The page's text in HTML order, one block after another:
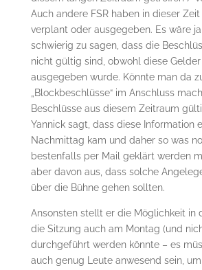
Auch andere FSR haben in dieser
verplant oder ausgegeben. Es wäre
schwierig zu sagen, dass die
nicht gültig sind, obwohl diese
ausgegeben wurde. Könnte man da
„Blockbeschlüsse“ im Anschluss
Beschlüsse aus diesem Zeitraum
Yannick sagt, dass diese Information
Nachmittag kam und daher so was
bestenfalls per Mail geklärt werden
aber davon aus, dass solche
über die Bühne gehen sollten.
Ansonsten stellt er die Möglichkeit in
die Sitzung auch am Montag (und
durchgeführt werden könnte – es
auch genug Leute anwesend sein, um